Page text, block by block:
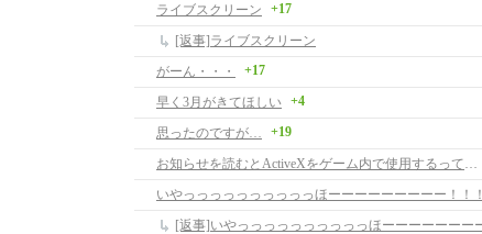
ライブスクリーン
+17
[返事]ライブスクリーン
がーん・・・
+17
早く3月がきてほしい +4
思ったのですが…
+19
お知らせを読むとActiveXをゲーム内で使用するってこと？危険だなぁ
いやっっっっっっっっっっほーーーーーーーーー！！！